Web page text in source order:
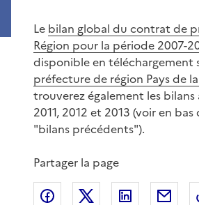
Le bilan global du contrat de
Région pour la période 2007-
disponible en téléchargement
préfecture de région Pays de
trouverez également les
2011, 2012 et 2013 (voir en bas
"bilans précédents").
Partager la page
Partager sur Facebook
Partager sur X
Partager